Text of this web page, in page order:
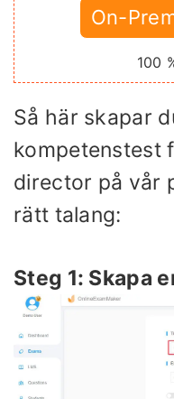
On-
100
Så här skapar
kompetenstest
director på vår
rätt talang:
Steg 1: Skapa